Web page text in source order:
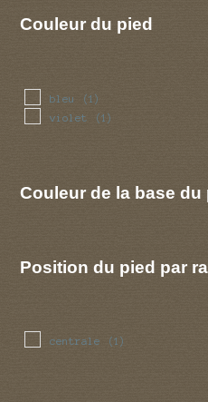
Couleur du pied
bleu (1)
violet (1)
Couleur de la base du
Position du pied par
centrale (1)